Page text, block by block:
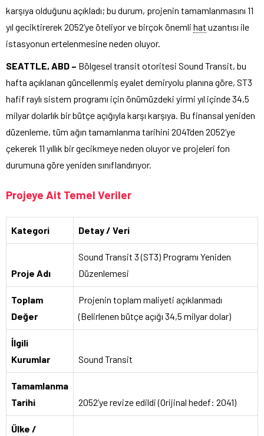
karşıya olduğunu açıkladı; bu durum, projenin tamamlanmasını 11
yıl geciktirerek 2052’ye öteliyor ve birçok önemli hat uzantısı ile
istasyonun ertelenmesine neden oluyor.
SEATTLE, ABD – Bölgesel transit otoritesi Sound Transit, bu
hafta açıklanan güncellenmiş eyalet demiryolu planına göre, ST3
hafif raylı sistem programı için önümüzdeki yirmi yıl içinde 34,5
milyar dolarlık bir bütçe açığıyla karşı karşıya. Bu finansal yeniden
düzenleme, tüm ağın tamamlanma tarihini 2041’den 2052’ye
çekerek 11 yıllık bir gecikmeye neden oluyor ve projeleri fon
durumuna göre yeniden sınıflandırıyor.
Projeye Ait Temel Veriler
Kategori Detay / Veri
Proje Adı
Sound Transit 3 (ST3) Programı Yeniden
Düzenlemesi
Toplam
Değer
Projenin toplam maliyeti açıklanmadı
(Belirlenen bütçe açığı 34,5 milyar dolar)
İlgili
Kurumlar
Sound Transit
Tamamlanma
Tarihi
2052’ye revize edildi (Orijinal hedef: 2041)
Ülke /